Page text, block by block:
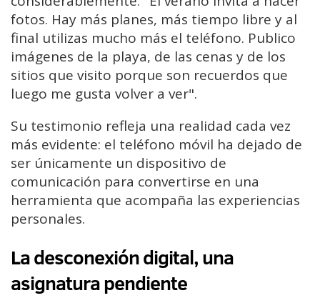
fotos. Hay más planes, más tiempo libre y al
final utilizas mucho más el teléfono. Publico
imágenes de la playa, de las cenas y de los
sitios que visito porque son recuerdos que
luego me gusta volver a ver".
Su testimonio refleja una realidad cada vez
más evidente: el teléfono móvil ha dejado de
ser únicamente un dispositivo de
comunicación para convertirse en una
herramienta que acompaña las experiencias
personales.
La desconexión digital, una
asignatura pendiente